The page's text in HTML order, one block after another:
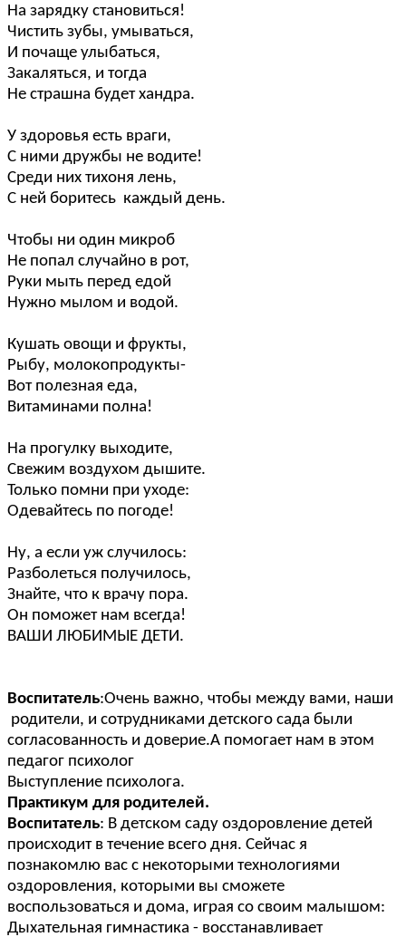
На зарядку становиться!
Чистить зубы, умываться,
И почаще улыбаться,
Закаляться, и тогда
Не страшна будет хандра.
У здоровья есть враги,
С ними дружбы не водите!
Среди них тихоня лень,
С ней боритесь каждый день.
Чтобы ни один микроб
Не попал случайно в рот,
Руки мыть перед едой
Нужно мылом и водой.
Кушать овощи и фрукты,
Рыбу, молокопродукты-
Вот полезная еда,
Витаминами полна!
На прогулку выходите,
Свежим воздухом дышите.
Только помни при уходе:
Одевайтесь по погоде!
Ну, а если уж случилось:
Разболеться получилось,
Знайте, что к врачу пора.
Он поможет нам всегда!
ВАШИ ЛЮБИМЫЕ ДЕТИ.
Воспитатель:Очень важно, чтобы между вами, наши
родители, и сотрудниками детского сада были
согласованность и доверие.А помогает нам в этом
педагог психолог
Выступление психолога.
Практикум для родителей.
Воспитатель: В детском саду оздоровление детей
происходит в течение всего дня. Сейчас я
познакомлю вас с некоторыми технологиями
оздоровления, которыми вы сможете
воспользоваться и дома, играя со своим малышом:
Дыхательная гимнастика - восстанавливает